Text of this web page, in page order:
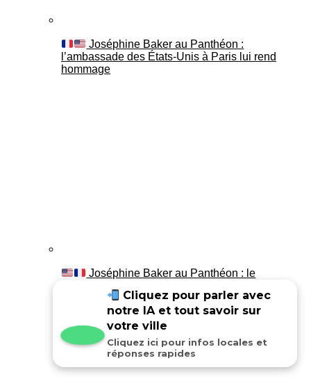
Joséphine Baker au Panthéon :
l’ambassade des États-Unis à Paris lui rend
hommage
Joséphine Baker au Panthéon : le
Cliquez pour parler avec
notre IA et tout savoir sur
votre ville
Cliquez ici pour infos locales et
réponses rapides